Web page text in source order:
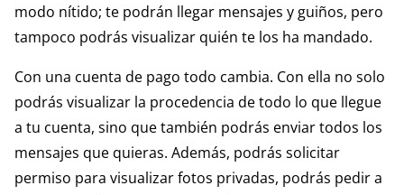
modo nítido; te podrán llegar mensajes y guiños, pero
tampoco podrás visualizar quién te los ha mandado.
Con una cuenta de pago todo cambia. Con ella no solo
podrás visualizar la procedencia de todo lo que llegue
a tu cuenta, sino que también podrás enviar todos los
mensajes que quieras. Además, podrás solicitar
permiso para visualizar fotos privadas, podrás pedir a